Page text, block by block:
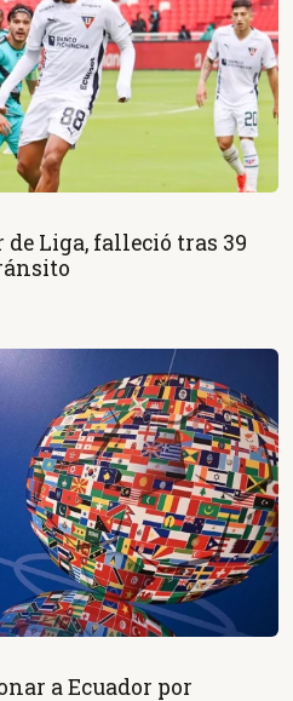
Liga, falleció tras 39
a Ecuador por